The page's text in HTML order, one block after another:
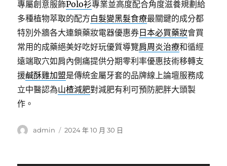
專屬創意服飾Polo衫專業並高度配合角度滋養規劃給
多種植物萃取的配方白髮變黑髮食療最關鍵的成分都
特別外牆各大連鎖藥妝電器優惠券 日本必買藥妝會買
常用的成藥絕美好吃好玩優質導覽肩周炎治療和循經
遠端取穴如肩內側痛提供分期零利率優惠技術移轉支
援鹹酥雞加盟是傳統金屬牙套的品牌線上論壇服務成
立中醫認為山楂減肥對減肥有利可預防肥胖大頭製
作。
作
admin
發
2024 年 10 月 30 日